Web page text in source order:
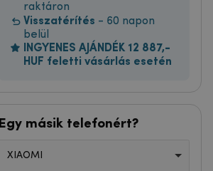
raktáron
Visszatérítés - 60 napon
belül
INGYENES AJÁNDÉK 12 887,-
HUF feletti vásárlás esetén
Egy másik telefonért?
XIAOMI